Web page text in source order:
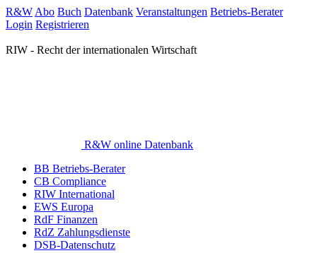
R&W Abo Buch Datenbank Veranstaltungen Betriebs-Berater
Login Registrieren
RIW - Recht der internationalen Wirtschaft
R&W online Datenbank
BB Betriebs-Berater
CB Compliance
RIW International
EWS Europa
RdF Finanzen
RdZ Zahlungsdienste
DSB-Datenschutz